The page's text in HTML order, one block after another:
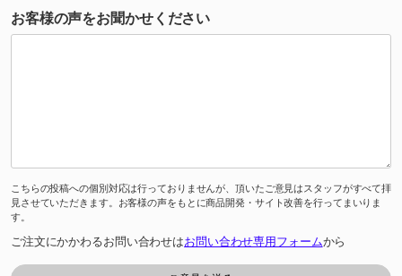
お客様の声をお聞かせください
こちらの投稿への個別対応は行っておりませんが、頂いたご意見はスタッフがすべて拝
見させていただきます。お客様の声をもとに商品開発・サイト改善を行ってまいりま
す。
ご注文にかかわるお問い合わせはお問い合わせ専用フォームから